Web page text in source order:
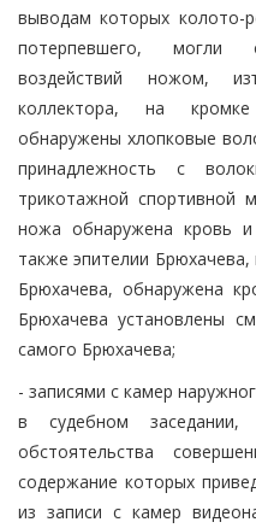
выводам которых колото-
потерпевшего, могли
воздействий ножом,
коллектора, на
обнаружены хлопковые
принадлежность с
трикотажной спортивной
ножа обнаружена кровь
также эпителии
Брюхачева, обнаружена
Брюхачева установлены
самого Брюхачева;
- записями с камер
в судебном заседании,
обстоятельства
содержание которых
из записи с камер